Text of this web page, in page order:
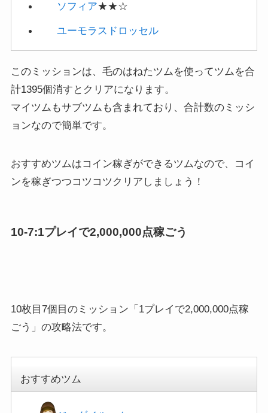
ソフィア★★☆
ユーモラスドロッセル
このミッションは、毛のはねたツムを使ってツムを合
計1395個消すとクリアになります。
マイツムもサブツムも含まれており、合計数のミッシ
ョンなので簡単です。
おすすめツムはコイン稼ぎができるツムなので、コイ
ンを稼ぎつつコツコツクリアしましょう！
10-7:1プレイで2,000,000点稼ごう
10枚目7個目のミッション「1プレイで2,000,000点稼
ごう」の攻略法です。
おすすめツム